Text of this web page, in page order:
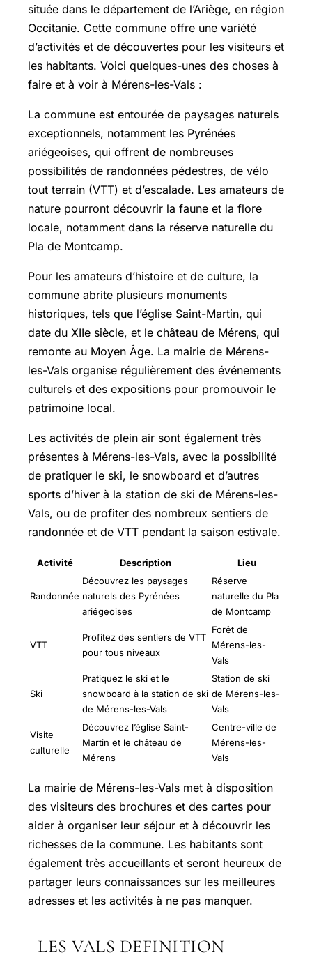
située dans le département de l’Ariège, en région
Occitanie. Cette commune offre une variété
d’activités et de découvertes pour les visiteurs et
les habitants. Voici quelques-unes des choses à
faire et à voir à Mérens-les-Vals :
La commune est entourée de paysages naturels
exceptionnels, notamment les Pyrénées
ariégeoises, qui offrent de nombreuses
possibilités de randonnées pédestres, de vélo
tout terrain (VTT) et d’escalade. Les amateurs de
nature pourront découvrir la faune et la flore
locale, notamment dans la réserve naturelle du
Pla de Montcamp.
Pour les amateurs d’histoire et de culture, la
commune abrite plusieurs monuments
historiques, tels que l’église Saint-Martin, qui
date du XIIe siècle, et le château de Mérens, qui
remonte au Moyen Âge. La mairie de Mérens-
les-Vals organise régulièrement des événements
culturels et des expositions pour promouvoir le
patrimoine local.
Les activités de plein air sont également très
présentes à Mérens-les-Vals, avec la possibilité
de pratiquer le ski, le snowboard et d’autres
sports d’hiver à la station de ski de Mérens-les-
Vals, ou de profiter des nombreux sentiers de
randonnée et de VTT pendant la saison estivale.
Activité Description Lieu
Randonnée
Découvrez les paysages
naturels des Pyrénées
ariégeoises
Réserve
naturelle du Pla
de Montcamp
VTT
Profitez des sentiers de VTT
pour tous niveaux
Forêt de
Mérens-les-
Vals
Ski
Pratiquez le ski et le
snowboard à la station de ski
de Mérens-les-Vals
Station de ski
de Mérens-les-
Vals
Visite
culturelle
Découvrez l’église Saint-
Martin et le château de
Mérens
Centre-ville de
Mérens-les-
Vals
La mairie de Mérens-les-Vals met à disposition
des visiteurs des brochures et des cartes pour
aider à organiser leur séjour et à découvrir les
richesses de la commune. Les habitants sont
également très accueillants et seront heureux de
partager leurs connaissances sur les meilleures
adresses et les activités à ne pas manquer.
LES VALS DEFINITION